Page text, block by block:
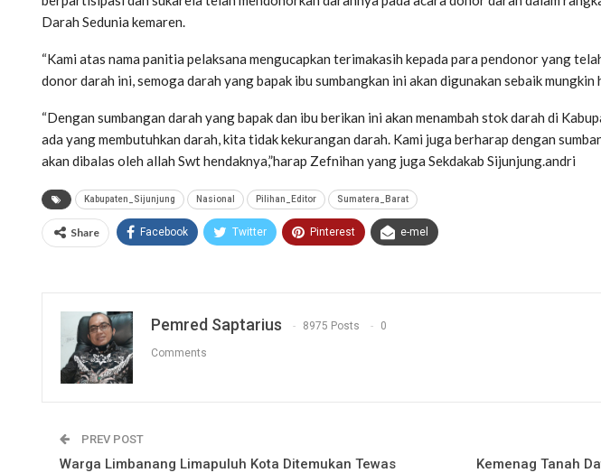
Darah Sedunia kemaren.
“Kami atas nama panitia pelaksana mengucapkan terimakasih kepada para pendonor yang
donor darah ini, semoga darah yang bapak ibu sumbangkan ini akan digunakan sebaik mungkin
“Dengan sumbangan darah yang bapak dan ibu berikan ini akan menambah stok darah di
ada yang membutuhkan darah, kita tidak kekurangan darah. Kami juga berharap dengan
akan dibalas oleh allah Swt hendaknya,”harap Zefnihan yang juga Sekdakab Sijunjung.andri
Kabupaten_Sijunjung Nasional Pilihan_Editor Sumatera_Barat
Share Facebook Twitter Pinterest e-mel
Pemred Saptarius 8975 Posts 0
Comments
PREV POST
Warga Limbanang Limapuluh Kota Ditemukan Tewas
Kemenag Tanah